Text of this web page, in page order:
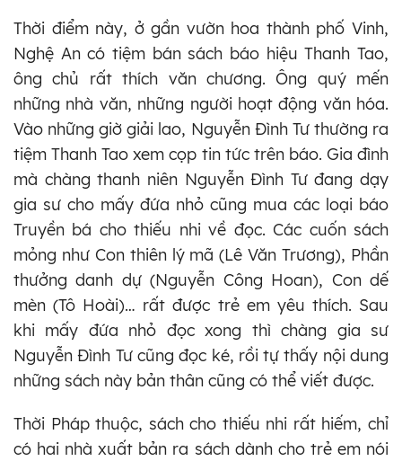
Thời điểm này, ở gần vườn hoa thành phố Vinh,
Nghệ An có tiệm bán sách báo hiệu Thanh Tao,
ông chủ rất thích văn chương. Ông quý mến
những nhà văn, những người hoạt động văn hóa.
Vào những giờ giải lao, Nguyễn Đình Tư thường ra
tiệm Thanh Tao xem cọp tin tức trên báo. Gia đình
mà chàng thanh niên Nguyễn Đình Tư đang dạy
gia sư cho mấy đứa nhỏ cũng mua các loại báo
Truyền bá cho thiếu nhi về đọc. Các cuốn sách
mỏng như Con thiên lý mã (Lê Văn Trương), Phần
thưởng danh dự (Nguyễn Công Hoan), Con dế
mèn (Tô Hoài)… rất được trẻ em yêu thích. Sau
khi mấy đứa nhỏ đọc xong thì chàng gia sư
Nguyễn Đình Tư cũng đọc ké, rồi tự thấy nội dung
những sách này bản thân cũng có thể viết được.
Thời Pháp thuộc, sách cho thiếu nhi rất hiếm, chỉ
có hai nhà xuất bản ra sách dành cho trẻ em nói